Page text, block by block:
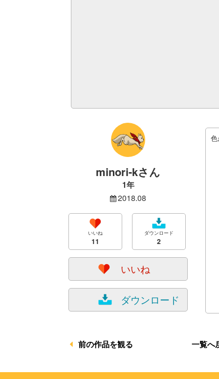
minori-kさん
1年
2018.08
いいね
11
ダウンロード
2
いいね
ダウンロード
前の作品を観る 一覧へ